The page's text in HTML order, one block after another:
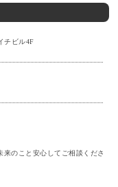
チビル4F
のこと安心してご相談くださ